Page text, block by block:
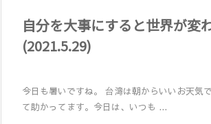
自分を大事にすると世界が変
(2021.5.29)
今日も暑いですね。 台湾は朝からいいお天気
て助かってます。今日は、いつも ...